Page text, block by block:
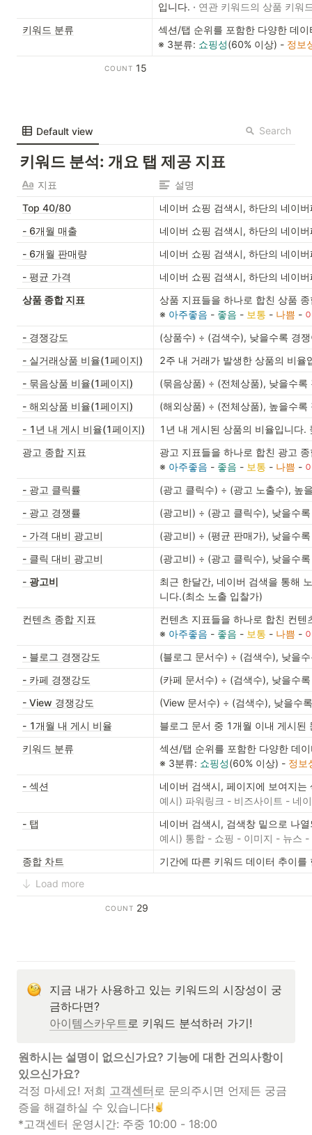
입니다. · 연관 키워드의 상품 키워
키워드 분류
섹션/탭 순위를 포함한 다양한 데
※ 3분류: 쇼핑성(60% 이상) - 정보
COUNT 15
Default view Search
키워드 분석: 개요 탭 제공 지표
지표
설명
Top 40/80
네이버 쇼핑 검색시, 하단의 네이
- 6개월 매출
네이버 쇼핑 검색시, 하단의 네이
- 6개월 판매량
네이버 쇼핑 검색시, 하단의 네이
- 평균 가격
네이버 쇼핑 검색시, 하단의 네이
상품 종합 지표
상품 지표들을 하나로 합친 상품
※ 아주좋음 - 좋음 - 보통 - 나쁨 -
- 경쟁강도
(상품수) ÷ (검색수), 낮을수록 경
- 실거래상품 비율(1페이지)
2주 내 거래가 발생한 상품의 비율
- 묶음상품 비율(1페이지)
(묶음상품) ÷ (전체상품), 낮을수
- 해외상품 비율(1페이지)
(해외상품) ÷ (전체상품), 높을수
- 1년 내 게시 비율(1페이지)
1년 내 게시된 상품의 비율입니다
광고 종합 지표
광고 지표들을 하나로 합친 광고
※ 아주좋음 - 좋음 - 보통 - 나쁨 -
- 광고 클릭률
(광고 클릭수) ÷ (광고 노출수), 높
- 광고 경쟁률
(광고비) ÷ (광고 클릭수), 낮을수
- 가격 대비 광고비
(광고비) ÷ (평균 판매가), 낮을수
- 클릭 대비 광고비
(광고비) ÷ (광고 클릭수), 낮을수
- 광고비
최근 한달간, 네이버 검색을 통해
니다.(최소 노출 입찰가)
컨텐츠 종합 지표
컨텐츠 지표들을 하나로 합친 컨
※ 아주좋음 - 좋음 - 보통 - 나쁨 -
- 블로그 경쟁강도
(블로그 문서수) ÷ (검색수), 낮을
- 카페 경쟁강도
(카페 문서수) ÷ (검색수), 낮을수
- View 경쟁강도
(View 문서수) ÷ (검색수), 낮을수
- 1개월 내 게시 비율
블로그 문서 중 1개월 이내 게시된
키워드 분류
섹션/탭 순위를 포함한 다양한 데
※ 3분류: 쇼핑성(60% 이상) - 정보
- 섹션
예시) 파워링크 - 비즈사이트 - 네
- 탭
예시) 통합 - 쇼핑 - 이미지 - 뉴스
종합 차트
기간에 따른 키워드 데이터 추이
Load more
COUNT 29
지금 내가 사용하고 있는 키워드의 시장성이 궁
아이템스카우트로 키워드 분석하러 가기!
원하시는 설명이 없으신가요? 기능에 대한 건의사항이
걱정 마세요! 저희 고객센터로 문의주시면 언제든 궁금
증을 해결하실 수 있습니다!
*고객센터 운영시간: 주중 10:00 - 18:00